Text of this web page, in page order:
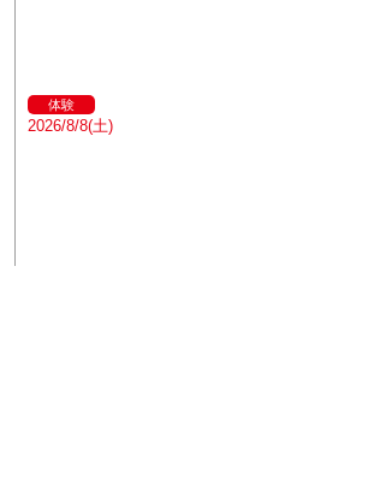
体験
2026/8/8(土)